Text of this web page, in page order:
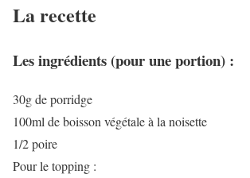
La recette
Les ingrédients (pour une portion) :
30g de porridge
100ml de boisson végétale à la noisette
1/2 poire
Pour le topping :